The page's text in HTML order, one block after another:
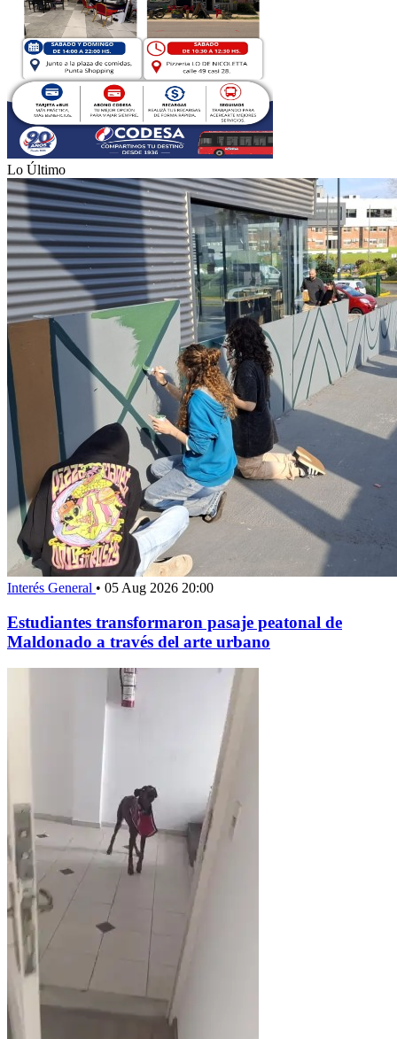
Lo Último
Interés General • 05 Aug 2026 20:00
Estudiantes transformaron pasaje peatonal de
Maldonado a través del arte urbano